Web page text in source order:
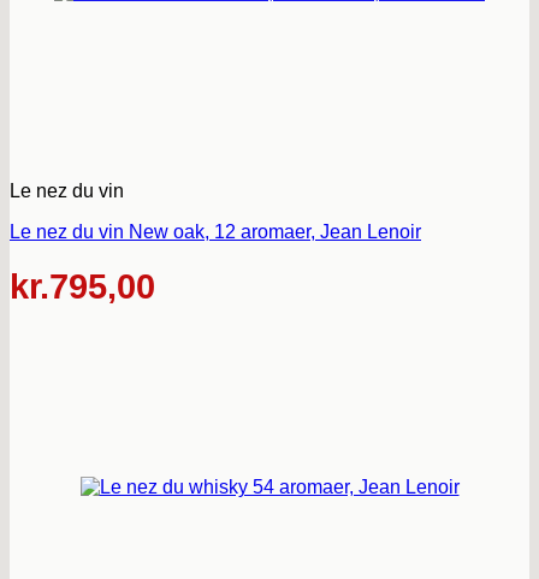
Le nez du vin
Le nez du vin New oak, 12 aromaer, Jean Lenoir
kr.795,00